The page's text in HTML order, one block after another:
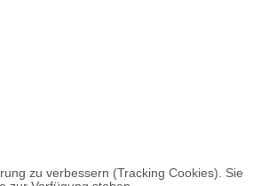
zu verbessern (Tracking Cookies). Sie